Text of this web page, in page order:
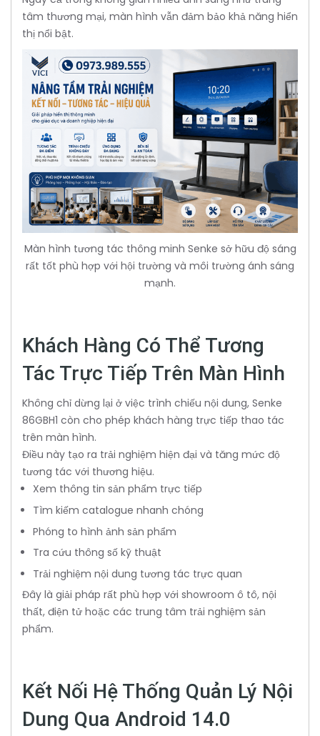
tâm thương mại, màn hình vẫn đảm bảo khả năng hiển
thị nổi bật.
Màn hình tương tác thông minh Senke sở hữu độ sáng
rất tốt phù hợp với hội trường và môi trường ánh sáng
mạnh.
Khách Hàng Có Thể Tương
Tác Trực Tiếp Trên Màn Hình
Không chỉ dừng lại ở việc trình chiếu nội dung, Senke
86GBH1 còn cho phép khách hàng trực tiếp thao tác
trên màn hình.
Điều này tạo ra trải nghiệm hiện đại và tăng mức độ
tương tác với thương hiệu.
Xem thông tin sản phẩm trực tiếp
Tìm kiếm catalogue nhanh chóng
Phóng to hình ảnh sản phẩm
Tra cứu thông số kỹ thuật
Trải nghiệm nội dung tương tác trực quan
Đây là giải pháp rất phù hợp với showroom ô tô, nội
thất, điện tử hoặc các trung tâm trải nghiệm sản
phẩm.
Kết Nối Hệ Thống Quản Lý Nội
Dung Qua Android 14.0